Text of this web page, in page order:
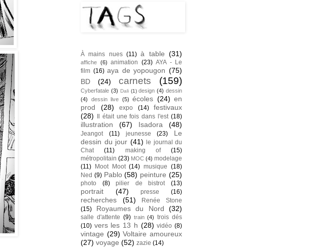
À mains nues (11) à table (31)
affiche (6) animation (23) AYA - Le
film (16) aya de yopougon (75)
BD
(24) carnets (159)
Cyberfatale (3) Dali (1) design (4) dessin
(4)
dessin live (5) écoles (24) en
prod
(28) expo (14)
festivaux
(28)
Il était une fois dans l'est (18)
illustration (67) Isadora (48)
Jeangot (11) jeunesse (23)
Le
dessin du jour (41)
le journal du
Chat
(11) making of
(15)
métropolitain (23) MOC (4) modelage
(11)
Moot Moot (14) musique (18)
Ned (9) Pablo (58) peinture (25)
photo (8) pilier de bistrot (13)
portrait (47) presse (16)
recherches (51)
Renée Stone
(15)
Royaumes du Nord (32)
salle d'attente (9) train (4)
trois dés
(10) vers les 13 h (28) vidéo (8)
vintage (29) Voltaire amoureux
(27) voyage (52) zazie (14)